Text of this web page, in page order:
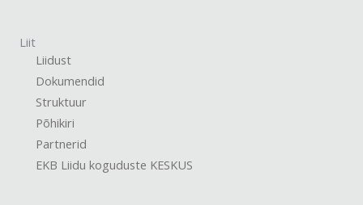
Liit
Liidust
Dokumendid
Struktuur
Põhikiri
Partnerid
EKB Liidu koguduste KESKUS